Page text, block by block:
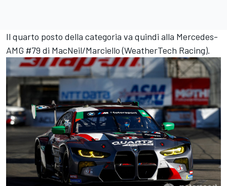
Il quarto posto della categoria va quindi alla Mercedes-
AMG #79 di MacNeil/Marciello (WeatherTech Racing).